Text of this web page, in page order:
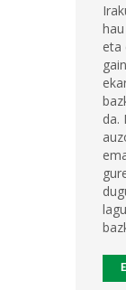
eta
da.